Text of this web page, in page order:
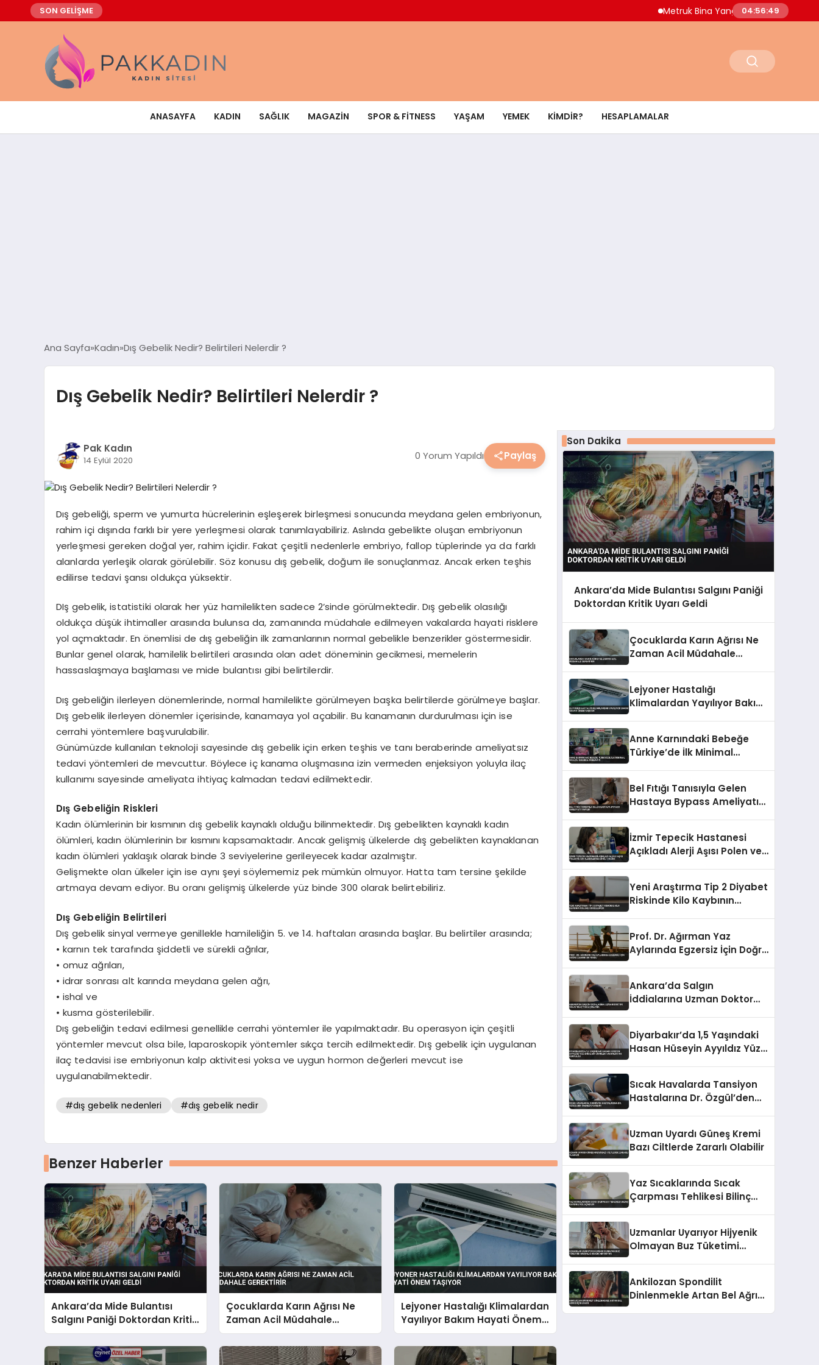
SON GELİŞME Metruk Bina Yangını Adnan Menderes
04:56:50
ANASAYFA KADIN SAĞLIK MAGAZIN SPOR & FITNESS YAŞAM YEMEK KIMDIR? HESAPLAMALAR
Ana Sayfa Kadın Dış Gebelik Nedir? Belirtileri Nelerdir ?
Dış Gebelik Nedir? Belirtileri Nelerdir ?
Pak Kadın
14 Eylül 2020 0 Yorum Yapıldı Paylaş
Dış gebeliği, sperm ve yumurta hücrelerinin eşleşerek birleşmesi sonucunda meydana gelen embriyonun,
rahim içi dışında farklı bir yere yerleşmesi olarak tanımlayabiliriz. Aslında gebelikte oluşan embriyonun
yerleşmesi gereken doğal yer, rahim içidir. Fakat çeşitli nedenlerle embriyo, fallop tüplerinde ya da farklı
alanlarda yerleşik olarak görülebilir. Söz konusu dış gebelik, doğum ile sonuçlanmaz. Ancak erken teşhis
edilirse tedavi şansı oldukça yüksektir.
DIş gebelik, istatistiki olarak her yüz hamilelikten sadece 2’sinde görülmektedir. Dış gebelik olasılığı
oldukça düşük ihtimaller arasında bulunsa da, zamanında müdahale edilmeyen vakalarda hayati risklere
yol açmaktadır. En önemlisi de dış gebeliğin ilk zamanlarının normal gebelikle benzerikler göstermesidir.
Bunlar genel olarak, hamilelik belirtileri arasında olan adet döneminin gecikmesi, memelerin
hassaslaşmaya başlaması ve mide bulantısı gibi belirtilerdir.
Dış gebeliğin ilerleyen dönemlerinde, normal hamilelikte görülmeyen başka belirtilerde görülmeye başlar.
Dış gebelik ilerleyen dönemler içerisinde, kanamaya yol açabilir. Bu kanamanın durdurulması için ise
cerrahi yöntemlere başvurulabilir.
Günümüzde kullanılan teknoloji sayesinde dış gebelik için erken teşhis ve tanı beraberinde ameliyatsız
tedavi yöntemleri de mevcuttur. Böylece iç kanama oluşmasına izin vermeden enjeksiyon yoluyla ilaç
kullanımı sayesinde ameliyata ihtiyaç kalmadan tedavi edilmektedir.
Dış Gebeliğin Riskleri
Kadın ölümlerinin bir kısmının dış gebelik kaynaklı olduğu bilinmektedir. Dış gebelikten kaynaklı kadın
ölümleri, kadın ölümlerinin bır kısmını kapsamaktadır. Ancak gelişmiş ülkelerde dış gebelikten kaynaklanan
kadın ölümleri yaklaşık olarak binde 3 seviyelerine gerileyecek kadar azalmıştır.
Gelişmekte olan ülkeler için ise aynı şeyi söylememiz pek mümkün olmuyor. Hatta tam tersine şekilde
artmaya devam ediyor. Bu oranı gelişmiş ülkelerde yüz binde 300 olarak belirtebiliriz.
Dış Gebeliğin Belirtileri
Dış gebelik sinyal vermeye genillekle hamileliğin 5. ve 14. haftaları arasında başlar. Bu belirtiler arasında;
• karnın tek tarafında şiddetli ve sürekli ağrılar,
• omuz ağrıları,
• idrar sonrası alt karında meydana gelen ağrı,
• ishal ve
• kusma gösterilebilir.
Dış gebeliğin tedavi edilmesi genellikle cerrahi yöntemler ile yapılmaktadır. Bu operasyon için çeşitli
yöntemler mevcut olsa bile, laparoskopik yöntemler sıkça tercih edilmektedir. Dış gebelik için uygulanan
ilaç tedavisi ise embriyonun kalp aktivitesi yoksa ve uygun hormon değerleri mevcut ise
uygulanabilmektedir.
#dış gebelik nedenleri #dış gebelik nedir
Benzer Haberler
Ankara’da Mide Bulantısı
Salgını Paniği Doktordan Kritik
Uyarı Geldi
Çocuklarda Karın Ağrısı Ne
Zaman Acil Müdahale
Gerektirir
Lejyoner Hastalığı Klimalardan
Yayılıyor Bakım Hayati Önem
Taşıyor
Son Dakika
Ankara’da Mide Bulantısı Salgını Paniği
Doktordan Kritik Uyarı Geldi
Çocuklarda Karın Ağrısı Ne
Zaman Acil Müdahale
Lejyoner Hastalığı
Klimalardan Yayılıyor Bakım
Anne Karnındaki Bebeğe
Türkiye’de İlk Minimal
Bel Fıtığı Tanısıyla Gelen
Hastaya Bypass Ameliyatı
İzmir Tepecik Hastanesi
Açıkladı Alerji Aşısı Polen ve
Yeni Araştırma Tip 2 Diyabet
Riskinde Kilo Kaybının
Prof. Dr. Ağırman Yaz
Aylarında Egzersiz İçin Doğru
Ankara’da Salgın
İddialarına Uzman Doktor
Diyarbakır’da 1,5 Yaşındaki
Hasan Hüseyin Ayyıldız Yüz
Sıcak Havalarda Tansiyon
Hastalarına Dr. Özgül’den
Uzman Uyardı Güneş Kremi
Bazı Ciltlerde Zararlı Olabilir
Yaz Sıcaklarında Sıcak
Çarpması Tehlikesi Bilinç
Uzmanlar Uyarıyor Hijyenik
Olmayan Buz Tüketimi
Ankilozan Spondilit
Dinlenmekle Artan Bel Ağrısı